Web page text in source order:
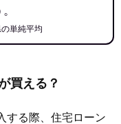
単純平均
買える？
する際、住宅ローン